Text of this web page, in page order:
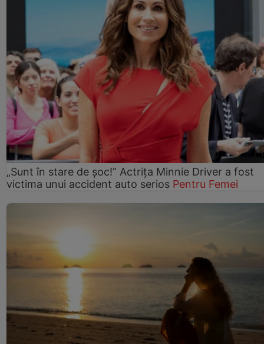
„Sunt în stare de șoc!” Actrița Minnie Driver a fost
victima unui accident auto serios Pentru Femei